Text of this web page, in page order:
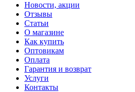
Новости, акции
Отзывы
Статьи
О магазине
Как купить
Оптовикам
Оплата
Гарантия и возврат
Услуги
Контакты